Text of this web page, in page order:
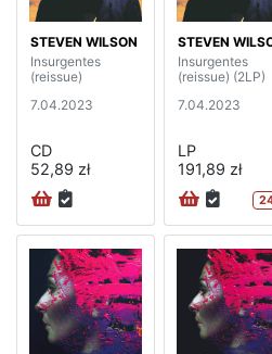
STEVEN WILSON
Insurgentes
(reissue)
7.04.2023
CD
52,89 zł
STEVEN
Insurgentes
(reissue) (2LP)
7.04.2023
LP
191,89 zł